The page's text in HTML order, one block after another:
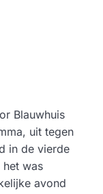
Blauwhuis
uit tegen
in de vierde
het was
avond